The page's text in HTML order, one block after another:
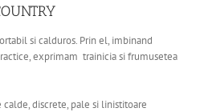
si calduros. Prin el, imbinand
exprimam trainicia si frumusetea
discrete, pale si linistitoare